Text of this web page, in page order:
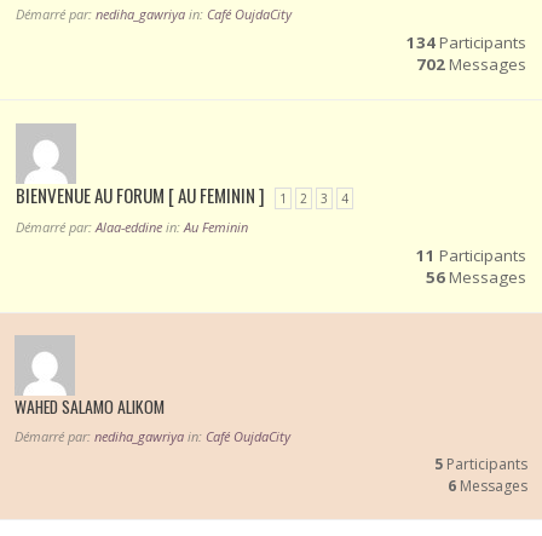
Démarré par:nediha_gawriya in: Café OujdaCity
134Participants
702Messages
BIENVENUE AU FORUM [ AU FEMININ ] 1 2 3 4
Démarré par:Alaa-eddine in:Au Feminin
11 Participants
56Messages
WAHED SALAMO ALIKOM
Démarré par: nediha_gawriya in: Café OujdaCity
5 Participants
6 Messages